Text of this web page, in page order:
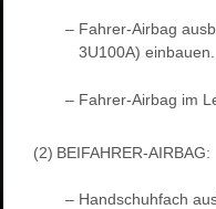
– Fahrer-Airbag
3U100A) einbauen.
– Fahrer-Airbag im
(2) BEIFAHRER-AIRBAG:
– Handschuhfach